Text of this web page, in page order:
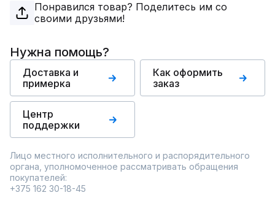
Понравился товар? Поделитесь им со
своими друзьями!
Нужна помощь?
Доставка и
примерка
Как оформить
заказ
Центр
поддержки
Лицо местного исполнительного и распорядительного
органа, уполномоченное рассматривать обращения
покупателей:
+375 162 30-18-45